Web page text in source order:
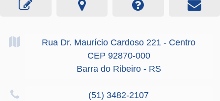
Rua Dr. Maurício Cardoso 221 - Centro
CEP 92870-000
Barra do Ribeiro - RS
(51) 3482-2107